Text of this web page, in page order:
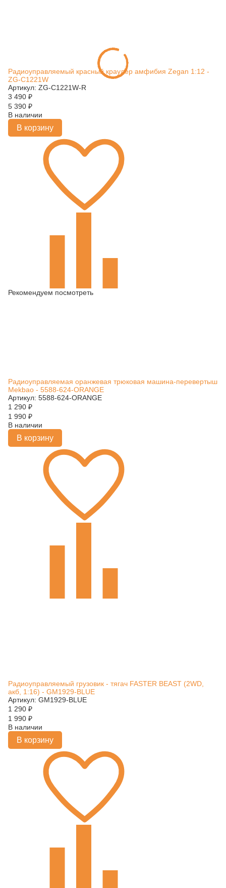
Радиоуправляемый красный краулер амфибия Zegan 1:12 -
ZG-C1221W
Артикул: ZG-C1221W-R
3 490 ₽
5 390 ₽
В наличии
В корзину
Рекомендуем посмотреть
Радиоуправляемая оранжевая трюковая машина-перевертыш
Mekbao - 5588-624-ORANGE
Артикул: 5588-624-ORANGE
1 290 ₽
1 990 ₽
В наличии
В корзину
Радиоуправляемый грузовик - тягач FASTER BEAST (2WD,
акб, 1:16) - GM1929-BLUE
Артикул: GM1929-BLUE
1 290 ₽
1 990 ₽
В наличии
В корзину